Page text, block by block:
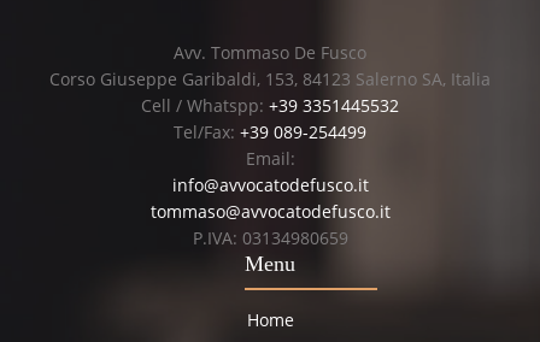
Avv. Tommaso De Fusco
Corso Giuseppe Garibaldi, 153, 84123 Salerno SA, Italia
Cell / Whatspp: +39 3351445532
Tel/Fax: +39 089-254499
Email:
info@avvocatodefusco.it
tommaso@avvocatodefusco.it
P.IVA: 03134980659
Menu
Home